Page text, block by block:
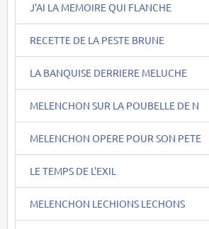
J'AI LA MEMOIRE QUI FLANCHE
RECETTE DE LA PESTE BRUNE
LA BANQUISE DERRIERE MELUCHE
MELENCHON SUR LA POUBELLE DE N
MELENCHON OPERE POUR SON PETE
LE TEMPS DE L'EXIL
MELENCHON LECHIONS LECHONS